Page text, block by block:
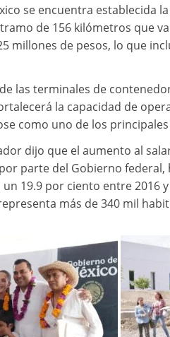
se encuentra establecida
de 156 kilómetros que
millones de pesos, lo que
las terminales de
la capacidad de
como uno de los
dijo que el aumento al
parte del Gobierno
19.9 por ciento entre 2016
más de 340 mil